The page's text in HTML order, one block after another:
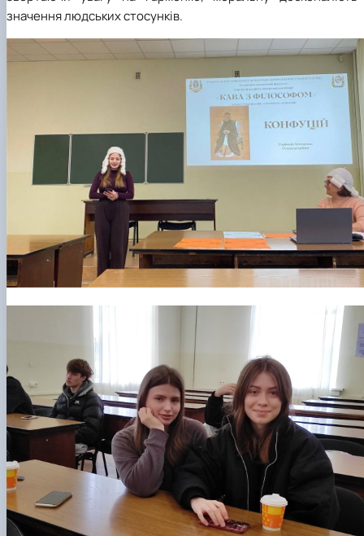
значення людських стосунків.